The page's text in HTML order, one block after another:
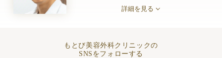
詳細を見る
もとび美容外科クリニックの
SNSをフォローする